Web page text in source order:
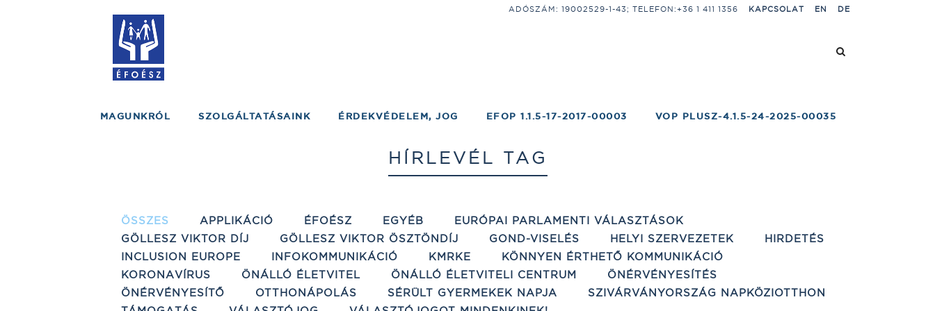
ADÓSZÁM: 19002529-1-43; TELEFON:+36 1 411 1356 KAPCSOLAT EN DE
MAGUNKRÓL SZOLGÁLTATÁSAINK ÉRDEKVÉDELEM, JOG EFOP 1.1.5-17-2017-00003 VOP PLUSZ-4.1.5-24-2025-00035
HÍRLEVÉL TAG
ÖSSZES APPLIKÁCIÓ ÉFOÉSZ EGYÉB
EURÓPAI PARLAMENTI VÁLASZTÁSOK
GÖLLESZ VIKTOR DÍJ
GÖLLESZ VIKTOR ÖSZTÖNDÍJ GOND-VISELÉS HELYI SZERVEZETEK
HIRDETÉS
INCLUSION EUROPE
INFOKOMMUNIKÁCIÓ KMRKE
KÖNNYEN ÉRTHETŐ KOMMUNIKÁCIÓ
KORONAVÍRUS
ÖNÁLLÓ ÉLETVITEL ÖNÁLLÓ ÉLETVITELI CENTRUM
ÖNÉRVÉNYESÍTÉS
ÖNÉRVÉNYESÍTŐ
OTTHONÁPOLÁS SÉRÜLT GYERMEKEK NAPJA
SZIVÁRVÁNYORSZÁG NAPKÖZIOTTHON